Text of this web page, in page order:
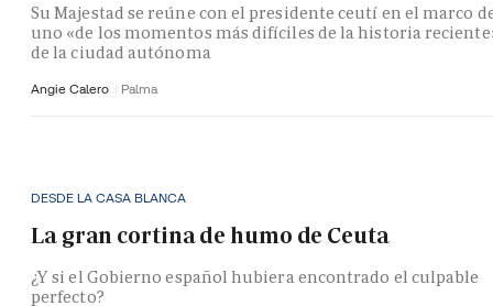
Su Majestad se reúne con el presidente ceutí en el marco
uno «de los momentos más difíciles de la historia
de la ciudad autónoma
Angie Calero Palma
DESDE LA CASA BLANCA
La gran cortina de humo de Ceuta
¿Y si el Gobierno español hubiera encontrado el culpable
perfecto?